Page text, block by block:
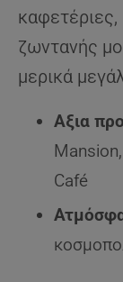
ζωντανής
μερικά
Αξια
Café